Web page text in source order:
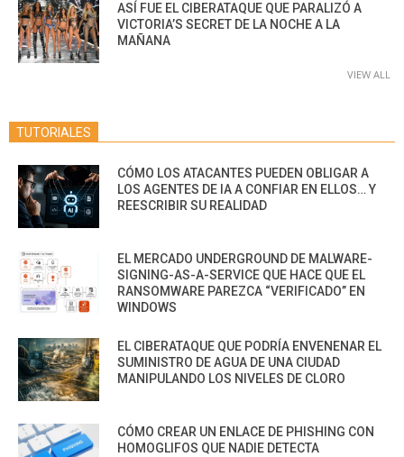
ASÍ FUE EL CIBERATAQUE QUE PARALIZÓ A
VICTORIA’S SECRET DE LA NOCHE A LA
MAÑANA
VIEW ALL
TUTORIALES
CÓMO LOS ATACANTES PUEDEN OBLIGAR A
LOS AGENTES DE IA A CONFIAR EN ELLOS… Y
REESCRIBIR SU REALIDAD
EL MERCADO UNDERGROUND DE MALWARE-
SIGNING-AS-A-SERVICE QUE HACE QUE EL
RANSOMWARE PAREZCA “VERIFICADO” EN
WINDOWS
EL CIBERATAQUE QUE PODRÍA ENVENENAR EL
SUMINISTRO DE AGUA DE UNA CIUDAD
MANIPULANDO LOS NIVELES DE CLORO
CÓMO CREAR UN ENLACE DE PHISHING CON
HOMOGLIFOS QUE NADIE DETECTA